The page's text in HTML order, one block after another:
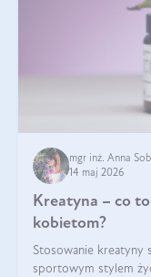
mgr inż. Anna
14 maj 2026
Kreatyna – co to
kobietom?
Stosowanie kreatyny
sportowym stylem